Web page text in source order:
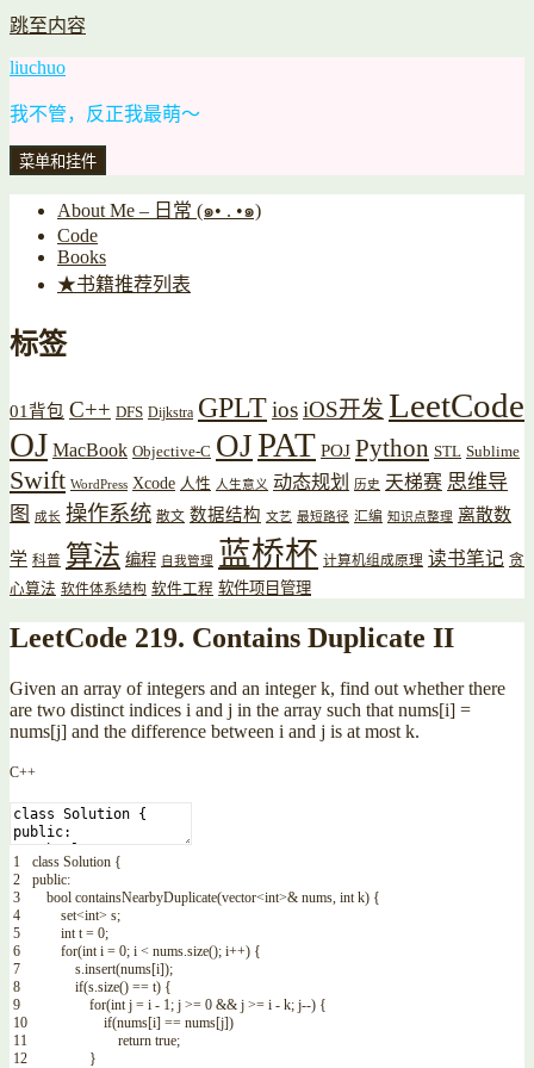
跳至内容
liuchuo
我不管，反正我最萌～
菜单和挂件
About Me – 日常 (๑• . •๑)
Code
Books
★书籍推荐列表
标签
01背包 C++ DFS Dijkstra GPLTiosiOS开发 LeetCode
OJ MacBook Objective-C OJPAT POJ Python STL Sublime
Swift WordPress Xcode 人性 人生意义 动态规划 历史 天梯赛 思维导
图
成长 操作系统 散文 数据结构 文艺 最短路径 汇编 知识点整理 离散数
学 科普 算法 编程 自我管理 蓝桥杯 计算机组成原理 读书笔记 贪
心算法 软件体系结构 软件工程 软件项目管理
LeetCode 219. Contains Duplicate II
Given an array of integers and an integer k, find out whether there
are two distinct indices i and j in the array such that nums[i] =
nums[j] and the difference between i and j is at most k.
C++
1
2
3
4
5
6
7
8
9
10
11
12
class Solution {
public:
bool containsNearbyDuplicate(vector<int>& nums, int k) {
set<int> s;
int t = 0;
for(int i = 0; i < nums.size(); i++) {
s.insert(nums[i]);
if(s.size() == t) {
for(int j = i - 1; j >= 0 && j >= i - k; j--) {
if(nums[i] == nums[j])
return true;
}